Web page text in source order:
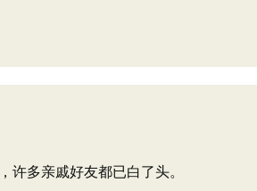
许多亲戚好友都已白了头。